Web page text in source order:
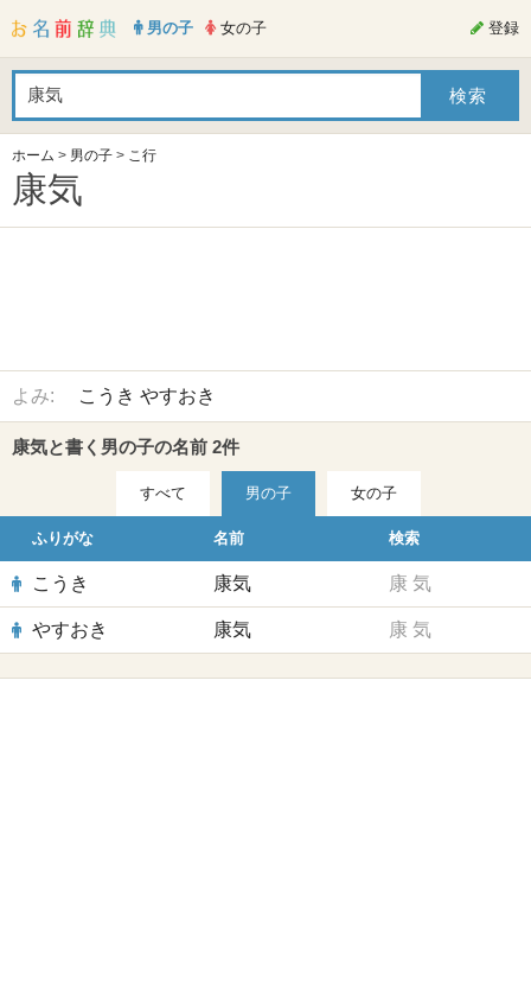
男の子 女の子 登録
ホーム > 男の子 > こ行
康気
よみ: こうき やすおき
康気と書く男の子の名前 2件
すべて 男の子 女の子
ふりがな 名前 検索
こうき 康気 康 気
やすおき 康気 康 気